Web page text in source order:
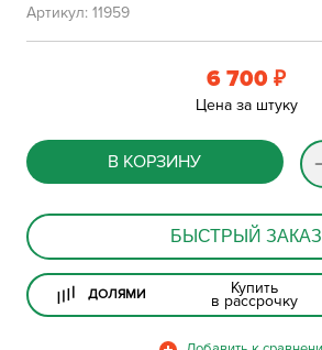
Артикул: 11959
6 700 ₽
Цена за штуку
В КОРЗИНУ
БЫСТРЫЙ ЗАКАЗ
ДОЛЯМИ Купить
в рассрочку